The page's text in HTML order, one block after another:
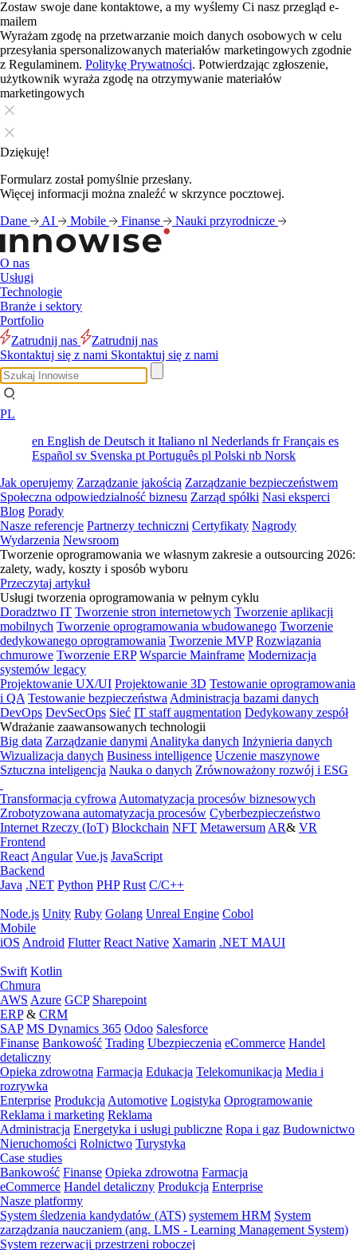
Zostaw swoje dane kontaktowe, a my wyślemy Ci nasz przegląd e-
mailem
Wyrażam zgodę na przetwarzanie moich danych osobowych w celu
przesyłania spersonalizowanych materiałów marketingowych zgodnie
z Regulaminem. Politykę Prywatności. Potwierdzając zgłoszenie,
użytkownik wyraża zgodę na otrzymywanie materiałów
marketingowych
Dziękuję!
Formularz został pomyślnie przesłany.
Więcej informacji można znaleźć w skrzynce pocztowej.
Dane
AI Mobile Finanse Nauki przyrodnicze
O nas
Usługi
Technologie
Branże i sektory
Portfolio
Zatrudnij nas
Zatrudnij nas
Skontaktuj się z nami Skontaktuj się z nami
PL
en English de Deutsch it Italiano nl Nederlands frFrançais es
Español sv Svenska pt Português pl Polski nb Norsk
Jak operujemy Zarządzanie jakością Zarządzanie bezpieczeństwem
Społeczna odpowiedzialność biznesu Zarząd spółki Nasi eksperci
Blog Porady
Nasze referencje Partnerzy techniczni Certyfikaty Nagrody
Wydarzenia Newsroom
Tworzenie oprogramowania we własnym zakresie a outsourcing 2026:
zalety, wady, koszty i sposób wyboru
Przeczytaj artykuł
Usługi tworzenia oprogramowania w pełnym cyklu
Doradztwo IT Tworzenie stron internetowych Tworzenie aplikacji
mobilnych Tworzenie oprogramowania wbudowanego Tworzenie
dedykowanego oprogramowania Tworzenie MVP Rozwiązania
chmurowe Tworzenie ERP Wsparcie Mainframe Modernizacja
systemów legacy
Projektowanie UX/UI Projektowanie 3D Testowanie oprogramowania
i QA Testowanie bezpieczeństwa Administracja bazami danych
DevOps DevSecOps Sieć IT staff augmentation Dedykowany zespół
Wdrażanie zaawansowanych technologii
Big data Zarządzanie danymi Analityka danych Inżynieria danych
Wizualizacja danych Business intelligence Uczenie maszynowe
Sztuczna inteligencja Nauka o danych Zrównoważony rozwój i ESG
Transformacja cyfrowa Automatyzacja procesów biznesowych
Zrobotyzowana automatyzacja procesów Cyberbezpieczeństwo
Internet Rzeczy (IoT) Blockchain NFT Metawersum AR& VR
Frontend
React Angular Vue.js JavaScript
Backend
Java .NET Python PHP Rust C/C++
Node.js Unity Ruby Golang Unreal Engine Cobol
Mobile
iOS Android Flutter React Native Xamarin .NET MAUI
Swift Kotlin
Chmura
AWS Azure GCP Sharepoint
ERP& CRM
SAP MS Dynamics 365 Odoo Salesforce
Finanse Bankowość Trading Ubezpieczenia eCommerce Handel
detaliczny
Opieka zdrowotna Farmacja Edukacja Telekomunikacja Media i
rozrywka
Enterprise Produkcja Automotive Logistyka Oprogramowanie
Reklama i marketing Reklama
Administracja Energetyka i usługi publiczne Ropa i gaz Budownictwo
Nieruchomości Rolnictwo Turystyka
Case studies
Bankowość Finanse Opieka zdrowotna Farmacja
eCommerce Handel detaliczny Produkcja Enterprise
Nasze platformy
System śledzenia kandydatów (ATS) systemem HRM System
zarządzania nauczaniem (ang. LMS - Learning Management System)
System rezerwacji przestrzeni roboczej